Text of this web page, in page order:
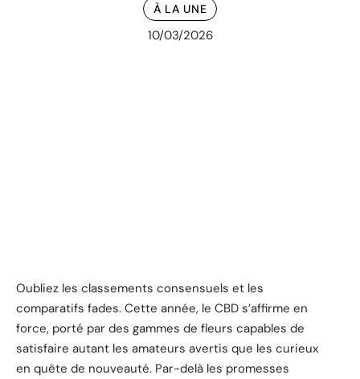
À LA UNE
10/03/2026
Oubliez les classements consensuels et les
comparatifs fades. Cette année, le CBD s’affirme en
force, porté par des gammes de fleurs capables de
satisfaire autant les amateurs avertis que les curieux
en quête de nouveauté. Par-delà les promesses